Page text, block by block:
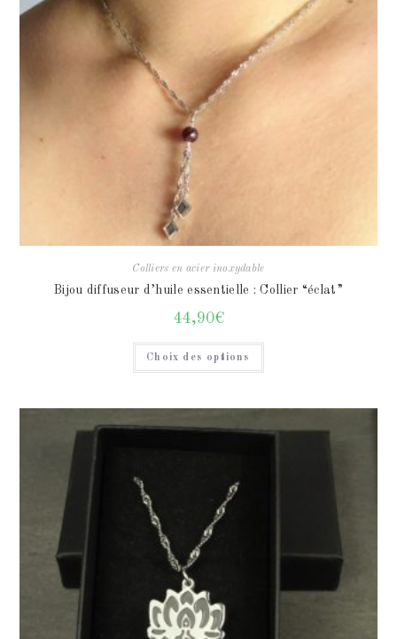
Colliers en acier inoxydable
Bijou diffuseur d’huile essentielle : Collier “éclat”
44,90€
Choix des options